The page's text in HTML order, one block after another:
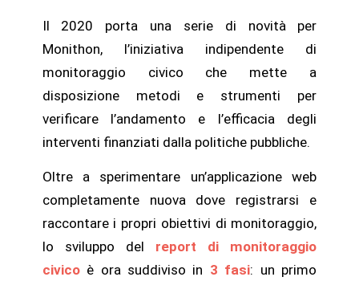
Il 2020 porta una serie di novità per
Monithon, l’iniziativa indipendente di
monitoraggio civico che mette a
disposizione metodi e strumenti per
verificare l’andamento e l’efficacia degli
interventi finanziati dalla politiche pubbliche.
Oltre a sperimentare un’applicazione web
completamente nuova dove registrarsi e
raccontare i propri obiettivi di monitoraggio,
lo sviluppo del report di monitoraggio
civicoè ora suddiviso in 3 fasi: un primo